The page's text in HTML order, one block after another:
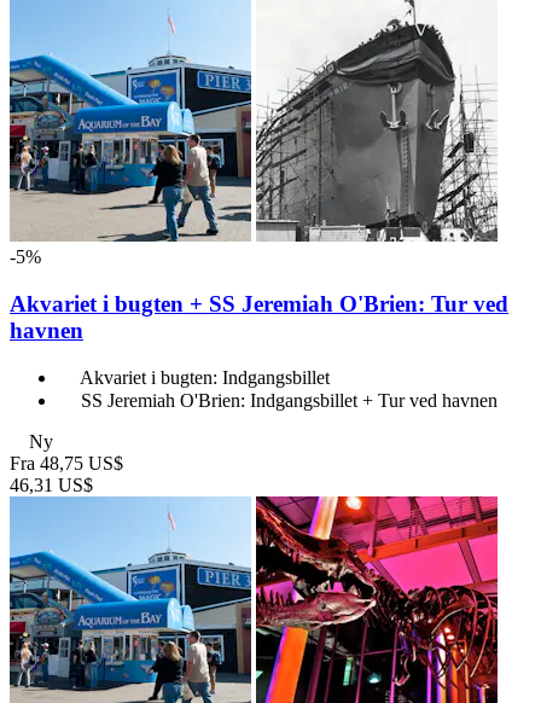
-5%
Akvariet i bugten + SS Jeremiah O'Brien: Tur ved
havnen
Akvariet i bugten: Indgangsbillet
SS Jeremiah O'Brien: Indgangsbillet + Tur ved havnen
Ny
Fra 48,75 US$
46,31 US$